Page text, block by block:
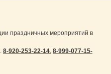
праздничных мероприятий в
8-920-253-22-14, 8-999-077-15-